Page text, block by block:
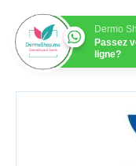
Dermo
Passez
ligne?